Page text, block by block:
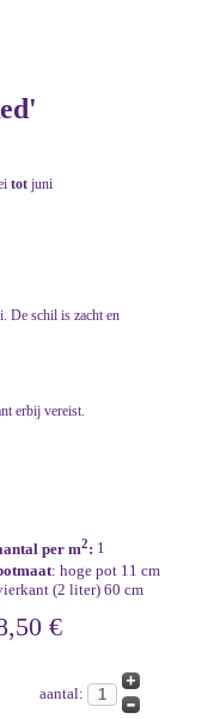
tot juni
De schil is zacht en
erbij vereist.
per m2: 1
: hoge pot 11 cm
(2 liter) 60 cm
€
aantal: